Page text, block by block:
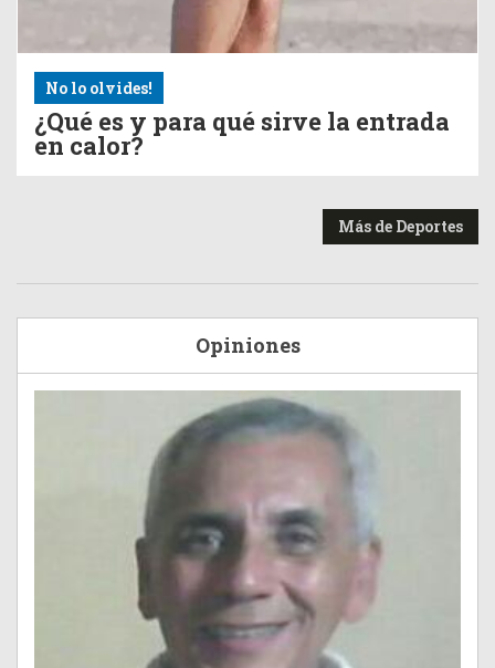
No lo olvides!
¿Qué es y para qué sirve la entrada
en calor?
Más de Deportes
Opiniones